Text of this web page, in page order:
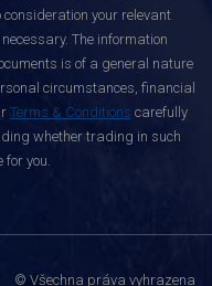
your relevant
The information
is of a general nature
circumstances, financial
Terms & Conditions carefully
whether trading in such
you.
© Všechna práva vyhrazena